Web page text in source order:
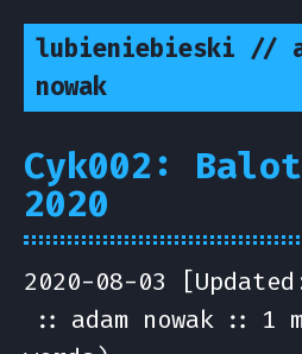
lubieniebieski //
nowak
Cyk002:
2020
2020-08-03
adam nowak
1